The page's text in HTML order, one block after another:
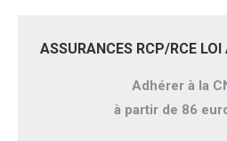
ASSURANCES RCP/RCE LOI
Adhérer à la
à partir de 86